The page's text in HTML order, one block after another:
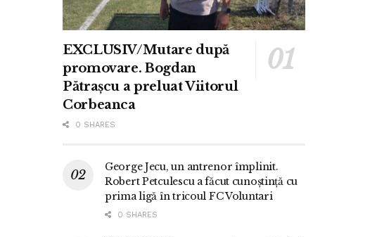
EXCLUSIV/Mutare după
promovare. Bogdan
Pătrașcu a preluat Viitorul
Corbeanca
0 SHARES
George Jecu, un antrenor împlinit.
Robert Petculescu a făcut cunoștință cu
prima ligă în tricoul FC Voluntari
0 SHARES